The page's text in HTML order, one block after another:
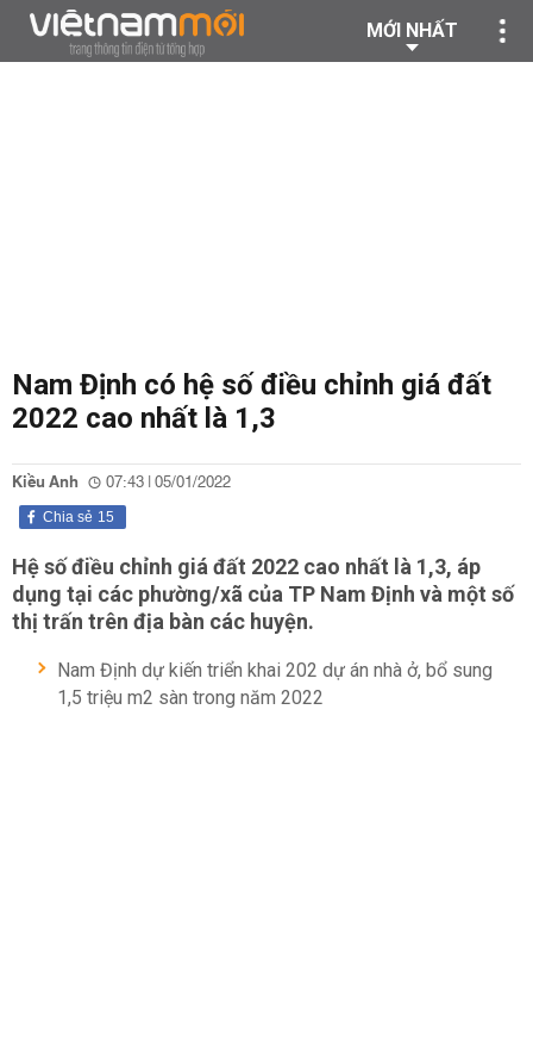
MỚI NHẤT
Nam Định có hệ số điều chỉnh giá đất
2022 cao nhất là 1,3
Kiều Anh 07:43 | 05/01/2022
15
Chia sẻ
Hệ số điều chỉnh giá đất 2022 cao nhất là 1,3, áp
dụng tại các phường/xã của TP Nam Định và một số
thị trấn trên địa bàn các huyện.
Nam Định dự kiến triển khai 202 dự án nhà ở, bổ sung
1,5 triệu m2 sàn trong năm 2022